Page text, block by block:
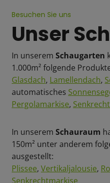
Besuchen Sie uns
Unser
In unserem Schaugarten
1.000m² folgende
Glasdach, Lamellendach,
automatisches
Pergolamarkise,
In unserem Schauraum
150m² unter anderem
ausgestellt:
Plissee, Vertikaljalousie,
Senkrechtmarkise